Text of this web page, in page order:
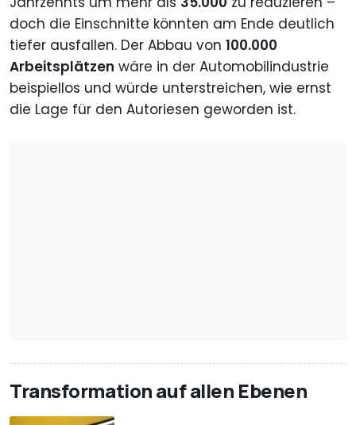
doch die Einschnitte könnten am Ende deutlich
tiefer ausfallen. Der Abbau von 100.000
Arbeitsplätzen wäre in der Automobilindustrie
beispiellos und würde unterstreichen, wie ernst
die Lage für den Autoriesen geworden ist.
Transformation auf allen Ebenen